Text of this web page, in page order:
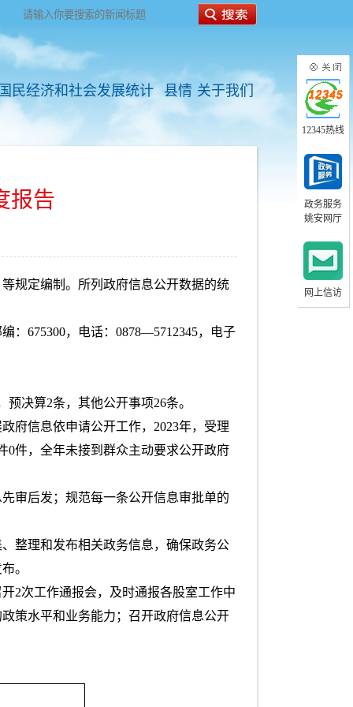
民经济和社会发展统计 县情 关于我们
报告
规定编制。所列政府信息公开数据的统
：675300，电话：0878—5712345，电子
决算2条，其他公开事项26条。
府信息依申请公开工作，2023年，受理
0件，全年未接到群众主动要求公开政府
审后发；规范每一条公开信息审批单的
整理和发布相关政务信息，确保政务公
。
2次工作通报会，及时通报各股室工作中
策水平和业务能力；召开政府信息公开
12345热线
政务服务
姚安网厅
网上信访